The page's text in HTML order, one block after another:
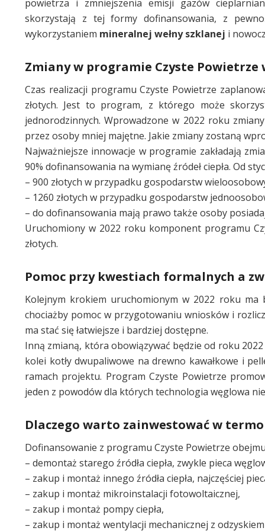
powietrza i zmniejszenia emisji gazów
skorzystają z tej formy dofinansowania, z
wykorzystaniem mineralnej wełny szklanej i
Zmiany w programie Czyste Powietrze
Czas realizacji programu Czyste Powietrze
złotych. Jest to program, z którego może
jednorodzinnych. Wprowadzone w 2022 roku
przez osoby mniej majętne. Jakie zmiany zostaną
Najważniejsze innowacje w programie zakładają
90% dofinansowania na wymianę źródeł ciepła. Od
– 900 złotych w przypadku gospodarstw
– 1260 złotych w przypadku gospodarstw
– do dofinansowania mają prawo także osoby
Uruchomiony w 2022 roku komponent programu
złotych.
Pomoc przy kwestiach formalnych a
Kolejnym krokiem uruchomionym w 2022 roku ma
chociażby pomoc w przygotowaniu wniosków i
ma stać się łatwiejsze i bardziej dostępne.
Inną zmianą, która obowiązywać będzie od roku
kolei kotły dwupaliwowe na drewno kawałkowe i
ramach projektu. Program Czyste Powietrze
jeden z powodów dla których technologia węglowa
Dlaczego warto zainwestować w
Dofinansowanie z programu Czyste Powietrze
– demontaż starego źródła ciepła, zwykle pieca
– zakup i montaż innego źródła ciepła, najczęściej
– zakup i montaż mikroinstalacji fotowoltaicznej,
– zakup i montaż pompy ciepła,
– zakup i montaż wentylacji mechanicznej z odzyskiem